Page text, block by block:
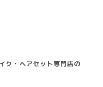
ク・ヘアセット専門店の